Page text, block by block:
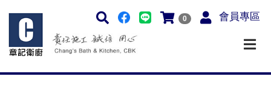
0 會員專區